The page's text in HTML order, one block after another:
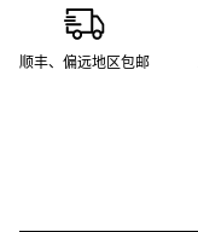
顺丰、偏远地区包邮